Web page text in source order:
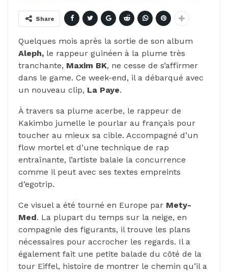
Share
Quelques mois après la sortie de son album
Aleph, le rappeur guinéen à la plume très
tranchante, Maxim BK, ne cesse de s’affirmer
dans le game. Ce week-end, il a débarqué avec
un nouveau clip, La Paye.
À travers sa plume acerbe, le rappeur de
Kakimbo jumelle le pourlar au français pour
toucher au mieux sa cible. Accompagné d’un
flow mortel et d’une technique de rap
entraînante, l’artiste balaie la concurrence
comme il peut avec ses textes empreints
d’egotrip.
Ce visuel a été tourné en Europe par Mety-
Med. La plupart du temps sur la neige, en
compagnie des figurants, il trouve les plans
nécessaires pour accrocher les regards. Il a
également fait une petite balade du côté de la
tour Eiffel, histoire de montrer le chemin qu’il a